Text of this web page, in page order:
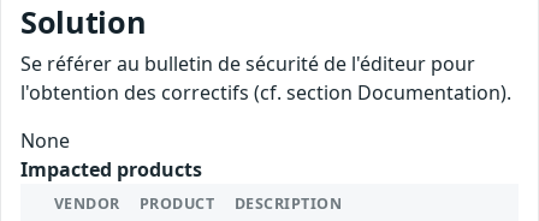
Solution
Se référer au bulletin de sécurité de l'éditeur pour
l'obtention des correctifs (cf. section Documentation).
None
Impacted products
VENDOR PRODUCT DESCRIPTION